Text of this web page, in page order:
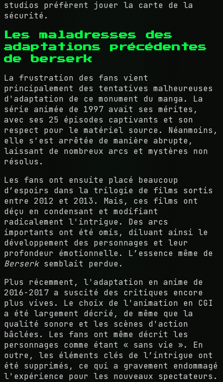
studios préfèrent jouer la carte de la
sécurité.
Les maladresses des
adaptations précédentes
de berserk
La frustration des fans vient
principalement des tentatives malheureuses
d'adaptation de ce monument du manga. La
série animée de 1997 avait ses mérites,
avec ses 25 épisodes captivants et son
respect pour le matériel source. Néanmoins,
elle s'est arrêtée de manière abrupte,
laissant de nombreux arcs et mystères non
résolus.
Les fans ont ensuite placé beaucoup
d’espoirs dans la trilogie de films sortis
entre 2012 et 2013. Mais, ces films ont
déçu en condensant et modifiant
radicalement l'intrigue. Des arcs
importants ont été omis, diluant ainsi le
développement des personnages et leur
profondeur émotionnelle. L’essence même de
Berserksemblait perdue.
Plus récemment, l'adaptation en anime de
2016-2017 a suscité des critiques encore
plus vives. Le choix de l'animation en CGI
a été largement décrié, de même que la
qualité sonore et les scènes d'action
bâclées. Les fans ont même décrit les
personnages comme étant « sans vie ». En
outre, les éléments clés de l’intrigue ont
été supprimés, ce qui a gravement endommagé
l'expérience pour les nouveaux spectateurs.